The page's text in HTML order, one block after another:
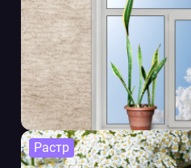
Растр